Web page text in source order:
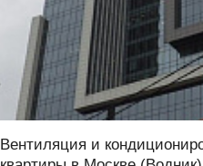
Вентиляция и